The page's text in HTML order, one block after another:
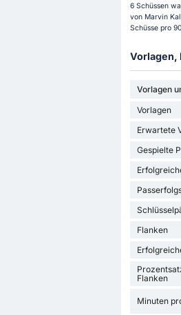
6 Schüssen
von Marvin
Schüsse pro
Vorlagen,
Vorlagen
Vorlagen
Erwartete
Gespielte
Flanken
Flanken
Minuten